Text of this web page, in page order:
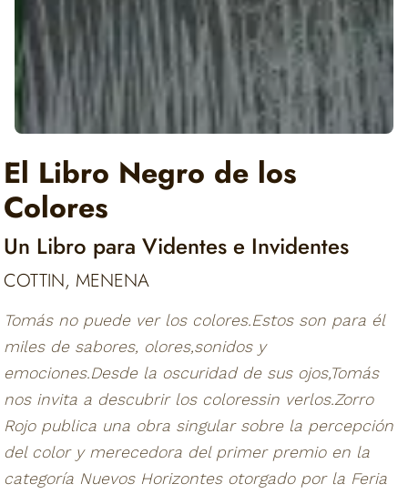
El Libro Negro de los
Colores
Un Libro para Videntes e Invidentes
COTTIN, MENENA
Tomás no puede ver los colores.Estos son para él
miles de sabores, olores,sonidos y
emociones.Desde la oscuridad de sus ojos,Tomás
nos invita a descubrir los coloressin verlos.Zorro
Rojo publica una obra singular sobre la percepción
del color y merecedora del primer premio en la
categoría Nuevos Horizontes otorgado por la Feria